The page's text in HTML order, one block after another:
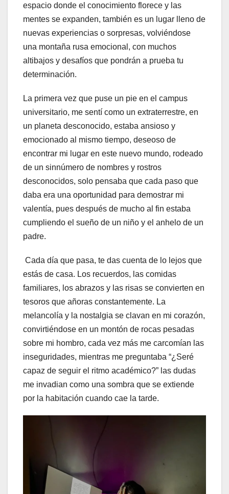
espacio donde el conocimiento florece y las
mentes se expanden, también es un lugar lleno de
nuevas experiencias o sorpresas, volviéndose
una montaña rusa emocional, con muchos
altibajos y desafíos que pondrán a prueba tu
determinación.
La primera vez que puse un pie en el campus
universitario, me sentí como un extraterrestre, en
un planeta desconocido, estaba ansioso y
emocionado al mismo tiempo, deseoso de
encontrar mi lugar en este nuevo mundo, rodeado
de un sinnúmero de nombres y rostros
desconocidos, solo pensaba que cada paso que
daba era una oportunidad para demostrar mi
valentía, pues después de mucho al fin estaba
cumpliendo el sueño de un niño y el anhelo de un
padre.
Cada día que pasa, te das cuenta de lo lejos que
estás de casa. Los recuerdos, las comidas
familiares, los abrazos y las risas se convierten en
tesoros que añoras constantemente. La
melancolía y la nostalgia se clavan en mi corazón,
convirtiéndose en un montón de rocas pesadas
sobre mi hombro, cada vez más me carcomían las
inseguridades, mientras me preguntaba “¿Seré
capaz de seguir el ritmo académico?” las dudas
me invadian como una sombra que se extiende
por la habitación cuando cae la tarde.